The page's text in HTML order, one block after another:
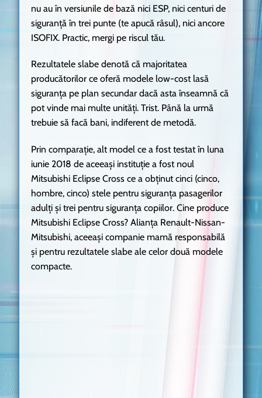
nu au în versiunile de bază nici ESP, nici centuri de
siguranță în trei punte (te apucă râsul), nici ancore
ISOFIX. Practic, mergi pe riscul tău.
Rezultatele slabe denotă că majoritatea
producătorilor ce oferă modele low-cost lasă
siguranța pe plan secundar dacă asta înseamnă că
pot vinde mai multe unități. Trist. Până la urmă
trebuie să facă bani, indiferent de metodă.
Prin comparație, alt model ce a fost testat în luna
iunie 2018 de aceeași instituție a fost noul
Mitsubishi Eclipse Cross ce a obținut cinci (cinco,
hombre, cinco) stele pentru siguranța pasagerilor
adulți și trei pentru siguranța copiilor. Cine produce
Mitsubishi Eclipse Cross? Alianța Renault-Nissan-
Mitsubishi, aceeași companie mamă responsabilă
și pentru rezultatele slabe ale celor două modele
compacte.